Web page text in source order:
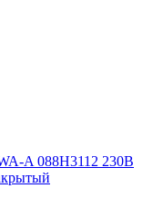
A 088H3112 230В